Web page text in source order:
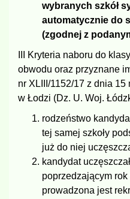
wybranych szkół
automatycznie do
(zgodnej z
III Kryteria naboru do
obwodu oraz przyznane
nr XLIII/1152/17 z dnia
w Łodzi (Dz. U. Woj.
rodzeństwo
tej samej szkoły
już do niej
kandydat
poprzedzającym
prowadzona jest